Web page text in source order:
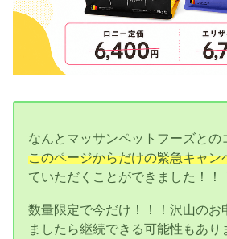
なんとマッサンペットフーズとの
このページからだけの緊急キャン
ていただくことができました！！
数量限定で今だけ！！！沢山のお
ましたら継続できる可能性もあり